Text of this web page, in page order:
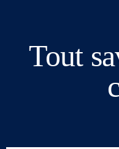
Tout